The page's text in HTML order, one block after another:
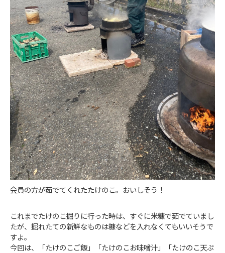
会員の方が茹でてくれたたけのこ。おいしそう！
これまでたけのこ掘りに行った時は、すぐに米糠で茹でていまし
たが、掘れたての新鮮なものは糠などを入れなくてもいいそうで
すよ。
今回は、「たけのこご飯」「たけのこお味噌汁」「たけのこ天ぷ